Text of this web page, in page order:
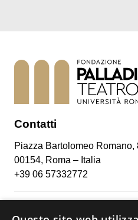
Contatti
Piazza Bartolomeo Romano,
00154, Roma – Italia
+39 06 57332772